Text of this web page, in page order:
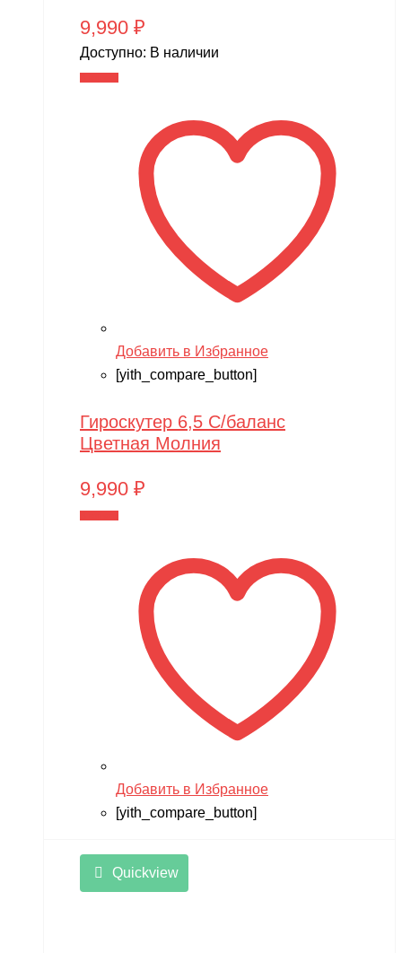
9,990 ₽
Доступно: В наличии
Добавить в Избранное
[yith_compare_button]
Гироскутер 6,5 С/баланс
Цветная Молния
9,990 ₽
Добавить в Избранное
[yith_compare_button]
Quickview